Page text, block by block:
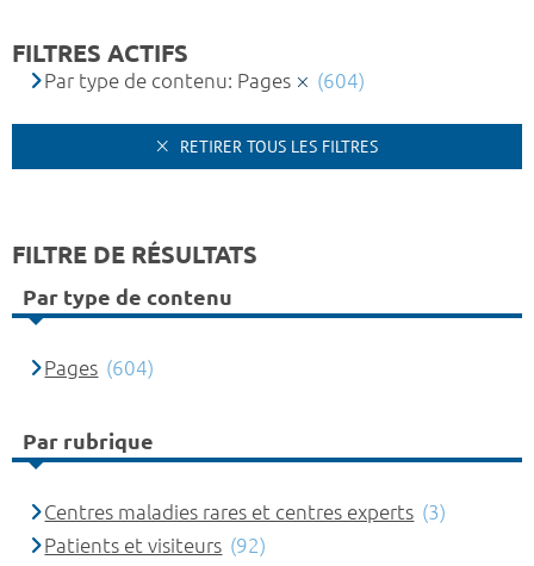
FILTRES ACTIFS
Par type de contenu: Pages (604)
RETIRER TOUS LES FILTRES
FILTRE DE RÉSULTATS
Par type de contenu
Pages (604)
Par rubrique
Centres maladies rares et centres experts (3)
Patients et visiteurs (92)